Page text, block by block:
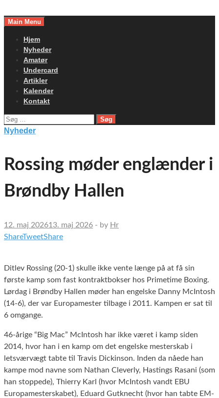
toMain Menu
Hjem
Nyheder
Amatør
Undercard
Artikler
Kalender
Kontakt
Søg
efter:
Nyheder
Rossing møder englænder i
Brøndby Hallen
12. maj 202613. maj 2026 - by Hr
ShareTweetShare
Ditlev Rossing (20-1) skulle ikke vente længe på at få sin
første kamp som fast kontraktbokser hos Primetime Boxing.
Lørdag i Brøndby Hallen møder han engelske Danny McIntosh
(14-6), der var Europamester tilbage i 2011. Kampen er sat til
6 omgange.
46-årige “Big Mac” McIntosh har ikke været i kamp siden
2014, hvor han i en kamp om det engelske mesterskab i
letsværvægt tabte til Travis Dickinson. Inden da nåede han
kampe mod navne som Nathan Cleverly, Hastings Rasani (som
han stoppede), Thierry Karl (hvor McIntosh vandt EBU
Europamesterskabet), Eduard Gutknecht (hvor han tabte EM-